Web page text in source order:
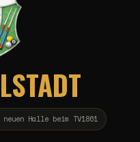
Halle beim TV1861